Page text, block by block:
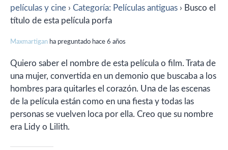
películas y cine › Categoría: Películas antiguas › Busco el
título de esta película porfa
Maxmartigan ha preguntado hace 6 años
Quiero saber el nombre de esta película o film. Trata de
una mujer, convertida en un demonio que buscaba a los
hombres para quitarles el corazón. Una de las escenas
de la película están como en una fiesta y todas las
personas se vuelven loca por ella. Creo que su nombre
era Lidy o Lilith.